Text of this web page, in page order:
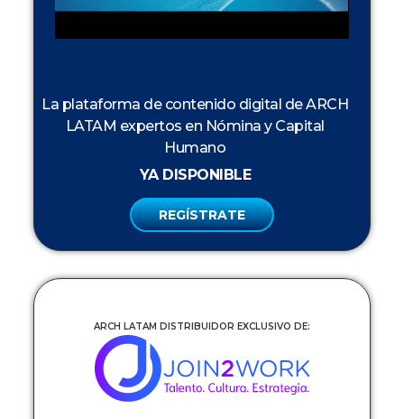
La plataforma de contenido digital de ARCH
LATAM expertos en Nómina y Capital
Humano
YA DISPONIBLE
REGÍSTRATE
ARCH LATAM DISTRIBUIDOR EXCLUSIVO DE: